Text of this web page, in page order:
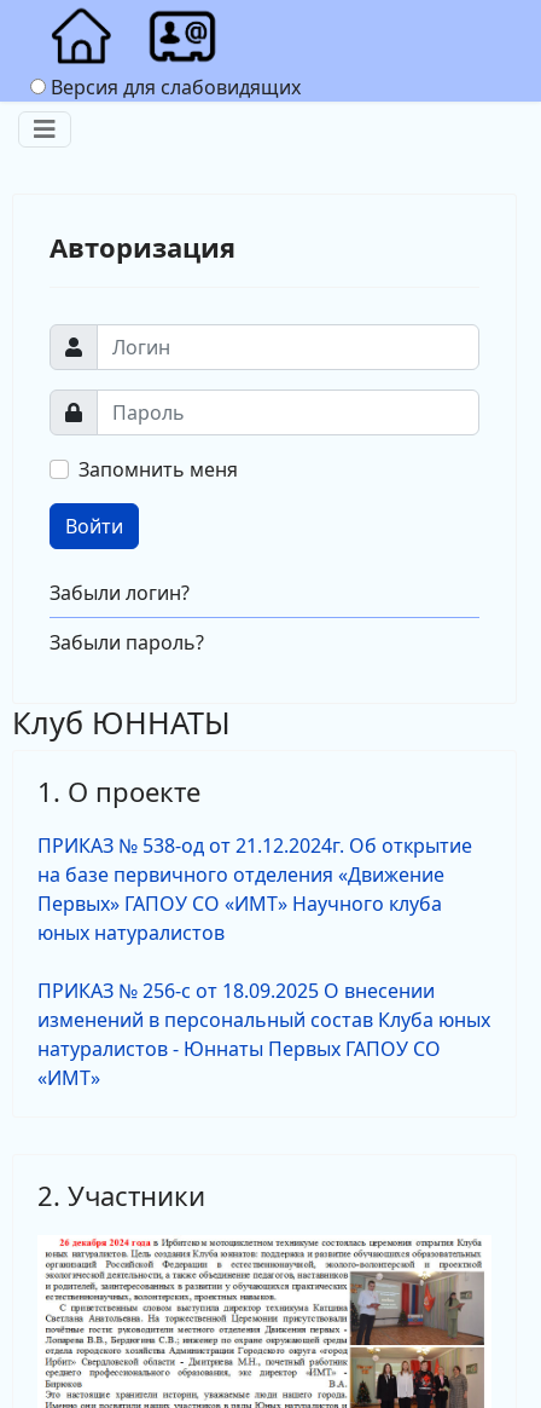
Версия для слабовидящих
Авторизация
Запомнить меня
Войти
Забыли логин?
Забыли пароль?
Клуб ЮННАТЫ
1. О проекте
ПРИКАЗ № 538-од от 21.12.2024г. Об открытие
на базе первичного отделения «Движение
Первых» ГАПОУ СО «ИМТ» Научного клуба
юных натуралистов
ПРИКАЗ № 256-с от 18.09.2025 О внесении
изменений в персональный состав Клуба юных
натуралистов - Юннаты Первых ГАПОУ СО
«ИМТ»
2. Участники